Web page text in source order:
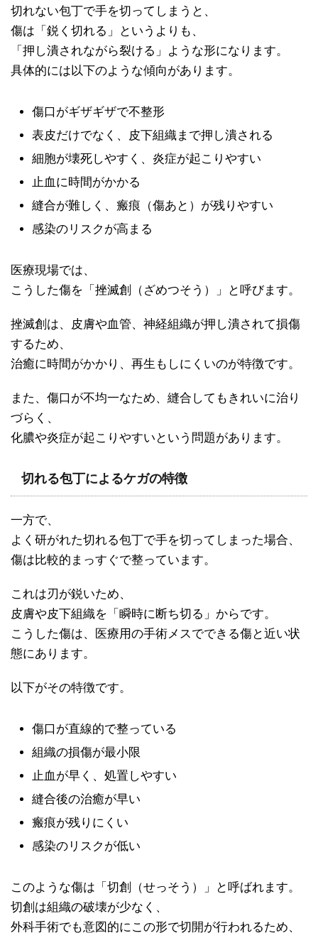
切れない包丁で手を切ってしまうと、
傷は「鋭く切れる」というよりも、
「押し潰されながら裂ける」ような形になります。
具体的には以下のような傾向があります。
傷口がギザギザで不整形
表皮だけでなく、皮下組織まで押し潰される
細胞が壊死しやすく、炎症が起こりやすい
止血に時間がかかる
縫合が難しく、瘢痕（傷あと）が残りやすい
感染のリスクが高まる
医療現場では、
こうした傷を「挫滅創（ざめつそう）」と呼びます。
挫滅創は、皮膚や血管、神経組織が押し潰されて損傷
するため、
治癒に時間がかかり、再生もしにくいのが特徴です。
また、傷口が不均一なため、縫合してもきれいに治り
づらく、
化膿や炎症が起こりやすいという問題があります。
切れる包丁によるケガの特徴
一方で、
よく研がれた切れる包丁で手を切ってしまった場合、
傷は比較的まっすぐで整っています。
これは刃が鋭いため、
皮膚や皮下組織を「瞬時に断ち切る」からです。
こうした傷は、医療用の手術メスでできる傷と近い状
態にあります。
以下がその特徴です。
傷口が直線的で整っている
組織の損傷が最小限
止血が早く、処置しやすい
縫合後の治癒が早い
瘢痕が残りにくい
感染のリスクが低い
このような傷は「切創（せっそう）」と呼ばれます。
切創は組織の破壊が少なく、
外科手術でも意図的にこの形で切開が行われるため、